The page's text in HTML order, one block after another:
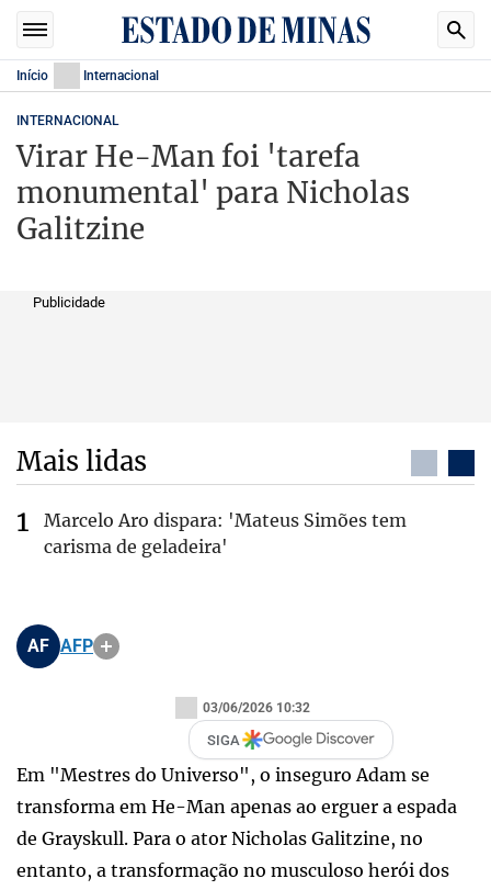
Início Internacional
INTERNACIONAL
Virar He-Man foi 'tarefa
monumental' para Nicholas
Galitzine
Publicidade
Mais lidas
Marcelo Aro dispara: 'Mateus Simões tem
carisma de geladeira'
AF AFP
03/06/2026 10:32
SIGA
Em "Mestres do Universo", o inseguro Adam se
transforma em He-Man apenas ao erguer a espada
de Grayskull. Para o ator Nicholas Galitzine, no
entanto, a transformação no musculoso herói dos